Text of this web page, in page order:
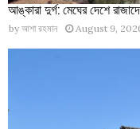
আঙ্কারা দুর্গ: মেঘের দেশে
by আশা রহমান August 9,